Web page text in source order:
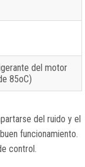
del motor
85oC)
del ruido y el
funcionamiento.
control.